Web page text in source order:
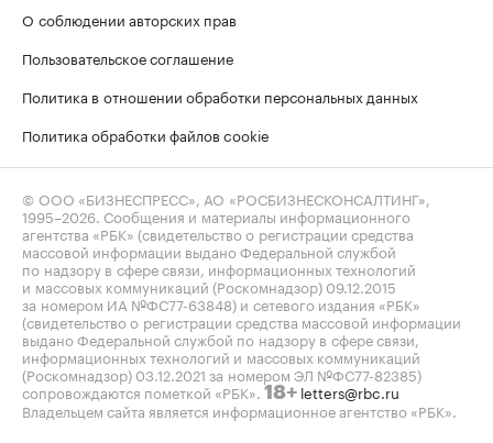
О соблюдении авторских прав
Пользовательское соглашение
Политика в отношении обработки персональных данных
Политика обработки файлов cookie
© ООО «БИЗНЕСПРЕСС», АО «РОСБИЗНЕСКОНСАЛТИНГ»,
1995–2026. Сообщения и материалы информационного
агентства «РБК» (свидетельство о регистрации средства
массовой информации выдано Федеральной службой
по надзору в сфере связи, информационных технологий
и массовых коммуникаций (Роскомнадзор) 09.12.2015
за номером ИА №ФС77-63848) и сетевого издания «РБК»
(свидетельство о регистрации средства массовой информации
выдано Федеральной службой по надзору в сфере связи,
информационных технологий и массовых коммуникаций
(Роскомнадзор) 03.12.2021 за номером ЭЛ №ФС77-82385)
сопровождаются пометкой «РБК». 18+ letters@rbc.ru
Владельцем сайта является информационное агентство «РБК».